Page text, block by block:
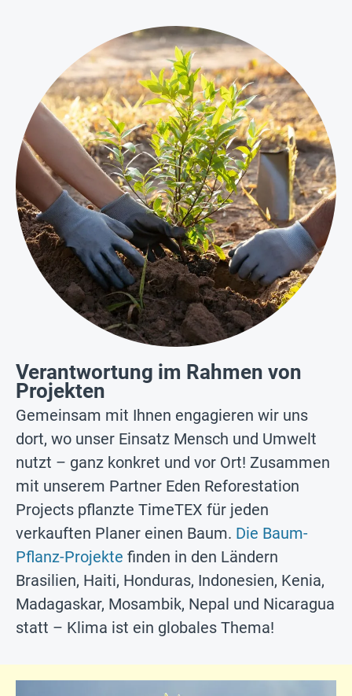
Verantwortung im Rahmen von
Projekten
Gemeinsam mit Ihnen engagieren wir uns
dort, wo unser Einsatz Mensch und Umwelt
nutzt – ganz konkret und vor Ort! Zusammen
mit unserem Partner Eden Reforestation
Projects pflanzte TimeTEX für jeden
verkauften Planer einen Baum. Die Baum-
Pflanz-Projekte finden in den Ländern
Brasilien, Haiti, Honduras, Indonesien, Kenia,
Madagaskar, Mosambik, Nepal und Nicaragua
statt – Klima ist ein globales Thema!